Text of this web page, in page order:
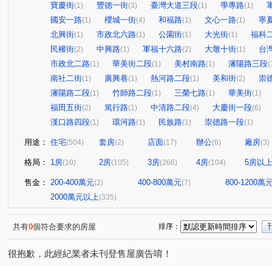
寶慶街(1) 豐德一街(3) 臺灣大道三段(1) 學專路(1)
國安一路(1) 櫻城一街(4) 和福路(1) 文心一路(1)
寧
北興街(1) 市政北六路(1) 公園街(1) 大光街(1)
福科
民權街(2) 中興路(1) 軍福十六路(2) 大墩十街(1)
台
市政北二路(1) 華美街二段(1) 美村南路(1) 瀋陽路三段
南社二街(1) 廣興巷(1) 熱河路二段(1) 美和街(2)
崇
瀋陽路二段(1) 竹師路二段(1) 三榮七路(1) 華美街(1)
福田五街(2) 篤行路(1) 中清路二段(4) 大慶街一段(6)
漢口路四段(1) 環河路(1) 民族路(1) 崇德路一段(1)
用途： 住宅(504) 套房(2) 店面(17) 辦公(6) 廠房(3)
格局： 1房(10) 2房(105) 3房(266) 4房(104) 5房以上
售金： 200-400萬元(2) 400-800萬元(7)
800-1200萬
2000萬元以上(335)
共有0個符合要求的房屋 排序：
很抱歉，此經紀業者未刊登售屋廣告唷！